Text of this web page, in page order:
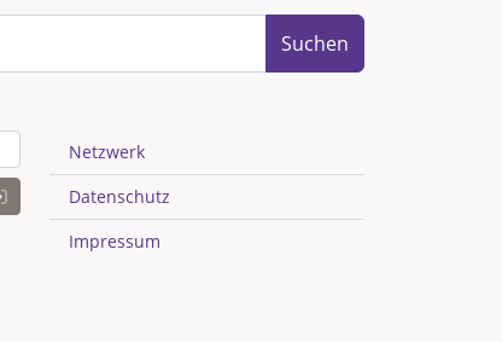
Suchen
Netzwerk
Datenschutz
Impressum